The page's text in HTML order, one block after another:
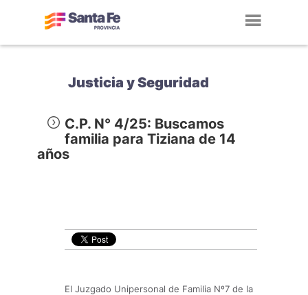
Justicia y Seguridad
C.P. N° 4/25: Buscamos
familia para Tiziana de 14
años
El Juzgado Unipersonal de Familia Nº7 de la